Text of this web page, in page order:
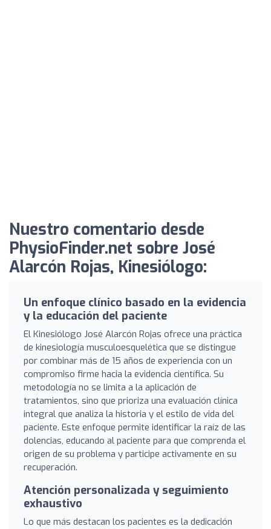
Nuestro comentario desde
PhysioFinder.net sobre José
Alarcón Rojas, Kinesiólogo:
Un enfoque clínico basado en la evidencia
y la educación del paciente
El Kinesiólogo José Alarcón Rojas ofrece una práctica
de kinesiología musculoesquelética que se distingue
por combinar más de 15 años de experiencia con un
compromiso firme hacia la evidencia científica. Su
metodología no se limita a la aplicación de
tratamientos, sino que prioriza una evaluación clínica
integral que analiza la historia y el estilo de vida del
paciente. Este enfoque permite identificar la raíz de las
dolencias, educando al paciente para que comprenda el
origen de su problema y participe activamente en su
recuperación.
Atención personalizada y seguimiento
exhaustivo
Lo que más destacan los pacientes es la dedicación